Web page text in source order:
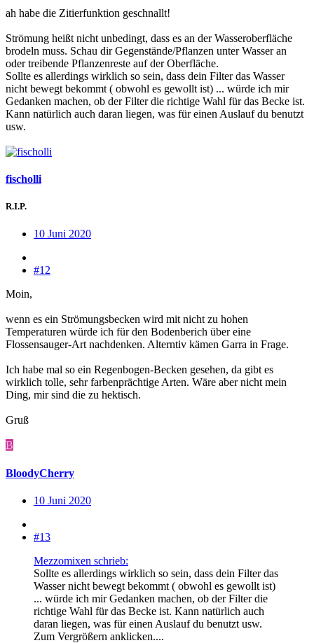
ah habe die Zitierfunktion geschnallt!
Strömung heißt nicht unbedingt, dass es an der Wasseroberfläche
brodeln muss. Schau dir Gegenstände/Pflanzen unter Wasser an
oder treibende Pflanzenreste auf der Oberfläche.
Sollte es allerdings wirklich so sein, dass dein Filter das Wasser
nicht bewegt bekommt ( obwohl es gewollt ist) ... würde ich mir
Gedanken machen, ob der Filter die richtige Wahl für das Becke ist.
Kann natürlich auch daran liegen, was für einen Auslauf du benutzt
usw.
fischolli
R.I.P.
10 Juni 2020
#12
Moin,
wenn es ein Strömungsbecken wird mit nicht zu hohen
Temperaturen würde ich für den Bodenberich über eine
Flossensauger-Art nachdenken. Alterntiv kämen Garra in Frage.
Ich habe mal so ein Regenbogen-Becken gesehen, da gibt es
wirklich tolle, sehr farbenprächtige Arten. Wäre aber nicht mein
Ding, mir sind die zu hektisch.
Gruß
B
BloodyCherry
10 Juni 2020
#13
Mezzomixen schrieb:
Sollte es allerdings wirklich so sein, dass dein Filter das
Wasser nicht bewegt bekommt ( obwohl es gewollt ist)
... würde ich mir Gedanken machen, ob der Filter die
richtige Wahl für das Becke ist. Kann natürlich auch
daran liegen, was für einen Auslauf du benutzt usw.
Zum Vergrößern anklicken....